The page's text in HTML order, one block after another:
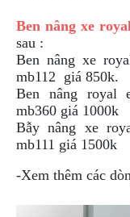
XE
PHỤ
KIỆN
XSR
155
ÁO
MƯA
GIVI
GĂNG
Ben nâng xe
sau :
Ben nâng xe
mb112 giá 850k.
Ben nâng royal
mb360 giá 1000k
Bẫy nâng xe
mb111 giá 1500k
-Xem thêm các